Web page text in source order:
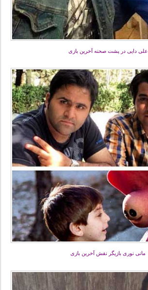
علی دایی در پشت صحنه آخرین بازی
مانی نوری بازیگر نقش آخرین بازی